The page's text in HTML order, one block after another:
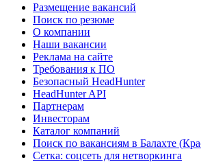
Размещение вакансий
Поиск по резюме
О компании
Наши вакансии
Реклама на сайте
Требования к ПО
Безопасный HeadHunter
HeadHunter API
Партнерам
Инвесторам
Каталог компаний
Поиск по вакансиям в Балахте
Сетка: соцсеть для нетворкинга